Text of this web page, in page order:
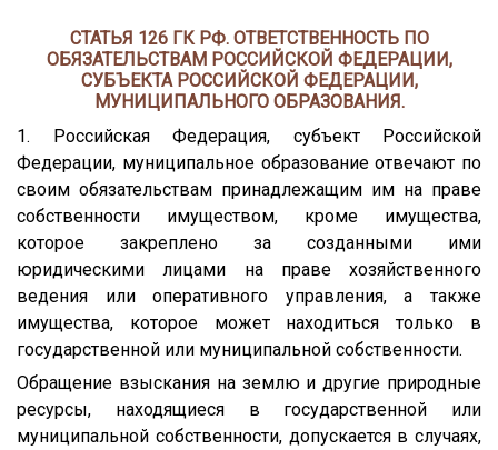
СТАТЬЯ 126 ГК РФ. ОТВЕТСТВЕННОСТЬ ПО
ОБЯЗАТЕЛЬСТВАМ РОССИЙСКОЙ ФЕДЕРАЦИИ,
СУБЪЕКТА РОССИЙСКОЙ ФЕДЕРАЦИИ,
МУНИЦИПАЛЬНОГО ОБРАЗОВАНИЯ.
1. Российская Федерация, субъект Российской
Федерации, муниципальное образование отвечают по
своим обязательствам принадлежащим им на праве
собственности имуществом, кроме имущества,
которое закреплено за созданными ими
юридическими лицами на праве хозяйственного
ведения или оперативного управления, а также
имущества, которое может находиться только в
государственной или муниципальной собственности.
Обращение взыскания на землю и другие природные
ресурсы, находящиеся в государственной или
муниципальной собственности, допускается в случаях,